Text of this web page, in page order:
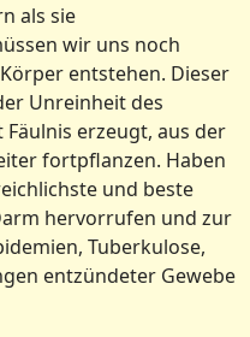
als sie
wir uns noch
entstehen. Dieser
Unreinheit des
erzeugt, aus der
fortpflanzen. Haben
und beste
hervorrufen und zur
Tuberkulose,
entzündeter Gewebe